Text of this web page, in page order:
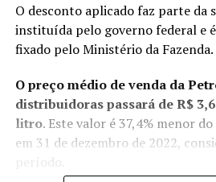
O desconto aplicado faz parte da
instituída pelo governo federal e
fixado pelo Ministério da Fazenda.
O preço médio de venda da
distribuidoras passará de R$
litro. Este valor é 37,4% menor
em 31 de dezembro de 2022,